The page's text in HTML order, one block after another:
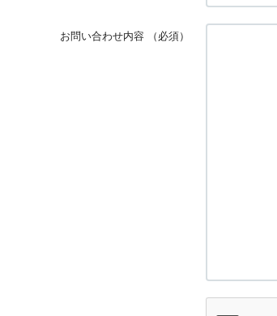
お問い合わせ内容 （必須）